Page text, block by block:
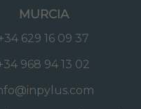
MURCIA
629 16 09 37
968 94 13 02